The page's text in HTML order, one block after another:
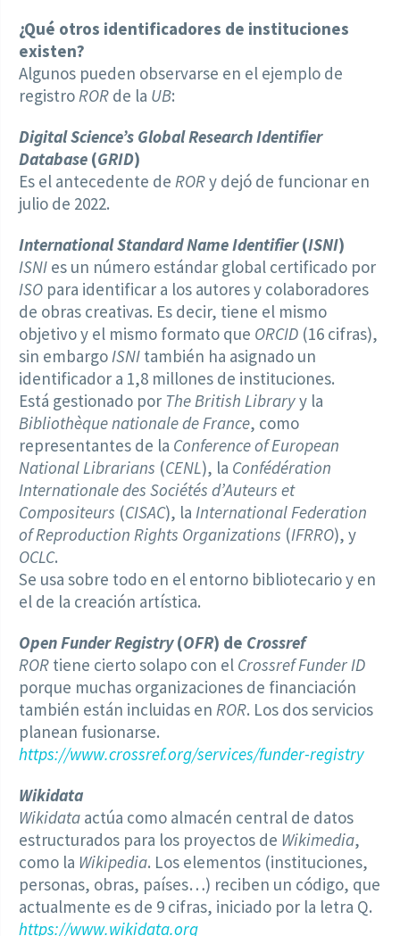
¿Qué otros identificadores de instituciones
existen?
Algunos pueden observarse en el ejemplo de
registroROR de la UB:
Digital Science’s Global Research Identifier
Database (GRID)
Es el antecedente de RORy dejó de funcionar en
julio de 2022.
International Standard Name Identifier(ISNI)
ISNI es un número estándar global certificado por
ISO para identificar a los autores y colaboradores
de obras creativas. Es decir, tiene el mismo
objetivo y el mismo formato que ORCID (16 cifras),
sin embargoISNI también ha asignado un
identificador a 1,8 millones de instituciones.
Está gestionado por The British Libraryy la
Bibliothèque nationale de France, como
representantes de la Conference of European
National Librarians (CENL), la Confédération
Internationale des Sociétés d’Auteurs et
Compositeurs (CISAC), la International Federation
of Reproduction Rights Organizations (IFRRO), y
OCLC.
Se usa sobre todo en el entorno bibliotecario y en
el de la creación artística.
Open Funder Registry(OFR) de Crossref
ROR tiene cierto solapo con el Crossref Funder ID
porque muchas organizaciones de financiación
también están incluidas en ROR. Los dos servicios
planean fusionarse.
https://www.crossref.org/services/funder-registry
Wikidata
Wikidata actúa como almacén central de datos
estructurados para los proyectos de Wikimedia,
como la Wikipedia. Los elementos (instituciones,
personas, obras, países…) reciben un código, que
actualmente es de 9 cifras, iniciado por la letra Q.
https://www.wikidata.org